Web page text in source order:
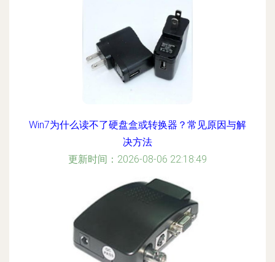
Win7为什么读不了硬盘盒或转换器？常见原因与解
决方法
更新时间：2026-08-06 22:18:49